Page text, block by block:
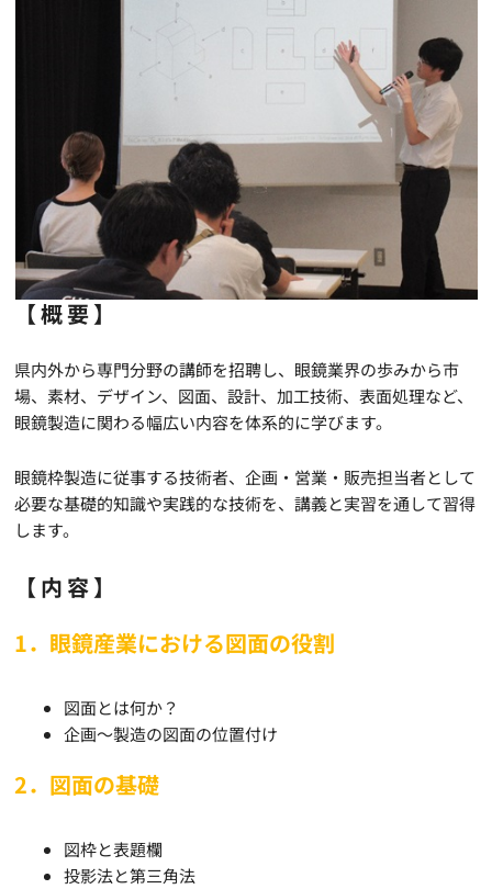
【概要】
県内外から専門分野の講師を招聘し、眼鏡業界の歩みから市
場、素材、デザイン、図面、設計、加工技術、表面処理など、
眼鏡製造に関わる幅広い内容を体系的に学びます。
眼鏡枠製造に従事する技術者、企画・営業・販売担当者として
必要な基礎的知識や実践的な技術を、講義と実習を通して習得
します。
【内容】
1．眼鏡産業における図面の役割
図面とは何か？
企画～製造の図面の位置付け
2．図面の基礎
図枠と表題欄
投影法と第三角法